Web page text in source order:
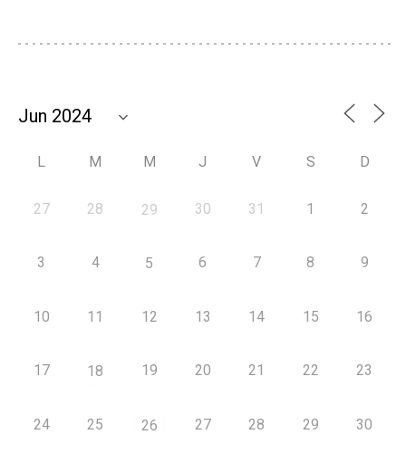
L M M J V S D
27 28 29 30 31 1 2
3 4 5 6 7 8 9
10 11 12 13 14 15 16
17 18 19 20 21 22 23
24 25 26 27 28 29 30